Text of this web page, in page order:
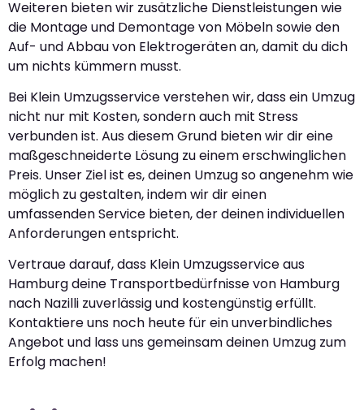
Weiteren bieten wir zusätzliche Dienstleistungen wie
die Montage und Demontage von Möbeln sowie den
Auf- und Abbau von Elektrogeräten an, damit du dich
um nichts kümmern musst.
Bei Klein Umzugsservice verstehen wir, dass ein Umzug
nicht nur mit Kosten, sondern auch mit Stress
verbunden ist. Aus diesem Grund bieten wir dir eine
maßgeschneiderte Lösung zu einem erschwinglichen
Preis. Unser Ziel ist es, deinen Umzug so angenehm wie
möglich zu gestalten, indem wir dir einen
umfassenden Service bieten, der deinen individuellen
Anforderungen entspricht.
Vertraue darauf, dass Klein Umzugsservice aus
Hamburg deine Transportbedürfnisse von Hamburg
nach Nazilli zuverlässig und kostengünstig erfüllt.
Kontaktiere uns noch heute für ein unverbindliches
Angebot und lass uns gemeinsam deinen Umzug zum
Erfolg machen!